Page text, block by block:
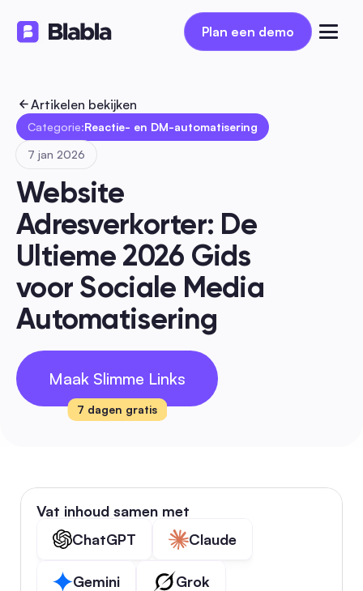
Plan een demo
Plan een demo
Artikelen bekijken
Categorie:Reactie- en DM-automatisering
7 jan 2026
Website
Adresverkorter: De
Ultieme 2026 Gids
voor Sociale Media
Automatisering
Maak Slimme Links
7 dagen gratis
Vat inhoud samen met
ChatGPT
Claude
Gemini Grok